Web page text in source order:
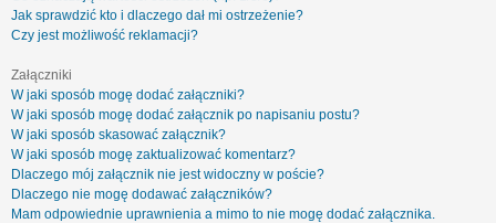
Jak sprawdzić kto i dlaczego dał mi ostrzeżenie?
Czy jest możliwość reklamacji?
Załączniki
W jaki sposób mogę dodać załączniki?
W jaki sposób mogę dodać załącznik po napisaniu postu?
W jaki sposób skasować załącznik?
W jaki sposób mogę zaktualizować komentarz?
Dlaczego mój załącznik nie jest widoczny w poście?
Dlaczego nie mogę dodawać załączników?
Mam odpowiednie uprawnienia a mimo to nie mogę dodać załącznika.